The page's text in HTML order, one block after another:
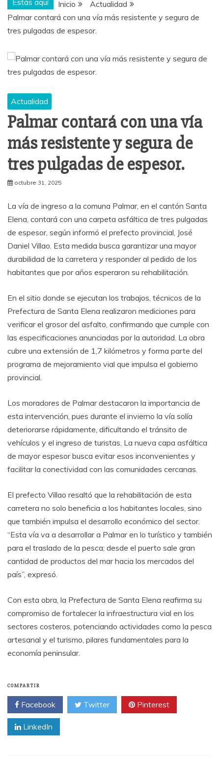
Inicio
Actualidad
Palmar contará con una vía más resistente y segura de
tres pulgadas de espesor.
Actualidad
Palmar contará con una vía
más resistente y segura de
tres pulgadas de espesor.
octubre 31, 2025
La vía de ingreso a la comuna Palmar, en el cantón Santa
Elena, contará con una carpeta asfáltica de tres pulgadas
de espesor, según informó el prefecto provincial, José
Daniel Villao. Esta medida busca garantizar una mayor
durabilidad de la carretera y responder al pedido de los
habitantes que por años esperaron su rehabilitación.
En el sitio donde se ejecutan los trabajos, técnicos de la
Prefectura de Santa Elena realizaron mediciones para
verificar el grosor del asfalto, confirmando que cumple con
las especificaciones anunciadas por la autoridad. La obra
cubre una extensión de 1,7 kilómetros y forma parte del
programa de mejoramiento vial que impulsa el gobierno
provincial.
Los moradores de Palmar destacaron la importancia de
esta intervención, pues durante el invierno la vía solía
deteriorarse rápidamente, dificultando el tránsito de
vehículos y el ingreso de turistas. La nueva capa asfáltica
de mayor espesor busca evitar esos inconvenientes y
facilitar la conectividad con las comunidades cercanas.
El prefecto Villao resaltó que la rehabilitación de esta
carretera no solo beneficia a los habitantes locales, sino
que también impulsa el desarrollo económico del sector.
“Esta vía va a desarrollar a Palmar en lo turístico y también
para el traslado de la pesca; desde el puerto sale gran
cantidad de productos del mar hacia los mercados del
país”, expresó.
Con esta obra, la Prefectura de Santa Elena reafirma su
compromiso de fortalecer la infraestructura vial en los
sectores costeros, potenciando actividades como la pesca
artesanal y el turismo, pilares fundamentales para la
economía peninsular.
COMPARTIR
Facebook Twitter Pinterest
LinkedIn